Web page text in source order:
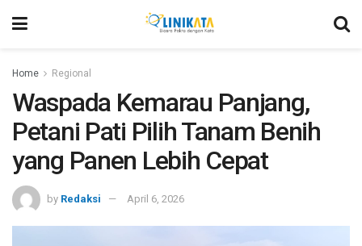
Home Regional
Waspada Kemarau Panjang,
Petani Pati Pilih Tanam Benih
yang Panen Lebih Cepat
by Redaksi April 6, 2026